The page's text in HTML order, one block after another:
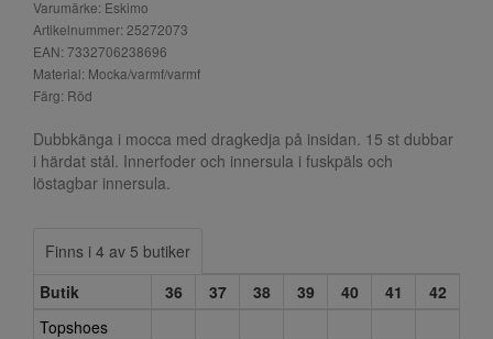
Varumärke: Eskimo
Artikelnummer: 25272073
EAN: 7332706238696
Material: Mocka/varmf/varmf
Färg: Röd
Dubbkänga i mocca med dragkedja på insidan. 15 st dubbar
i härdat stål. Innerfoder och innersula i fuskpäls och
löstagbar innersula.
Finns i 4 av 5 butiker
Butik
36 37 38 39 40 41
42
Topshoes